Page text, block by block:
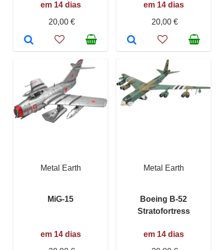
em 14 dias
20,00 €
em 14 dias
20,00 €
Metal Earth
MiG-15
em 14 dias
Metal Earth
Boeing B-52
Stratofortress
em 14 dias